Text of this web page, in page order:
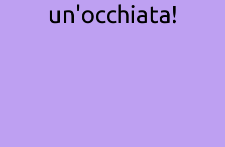
un'occhiata!